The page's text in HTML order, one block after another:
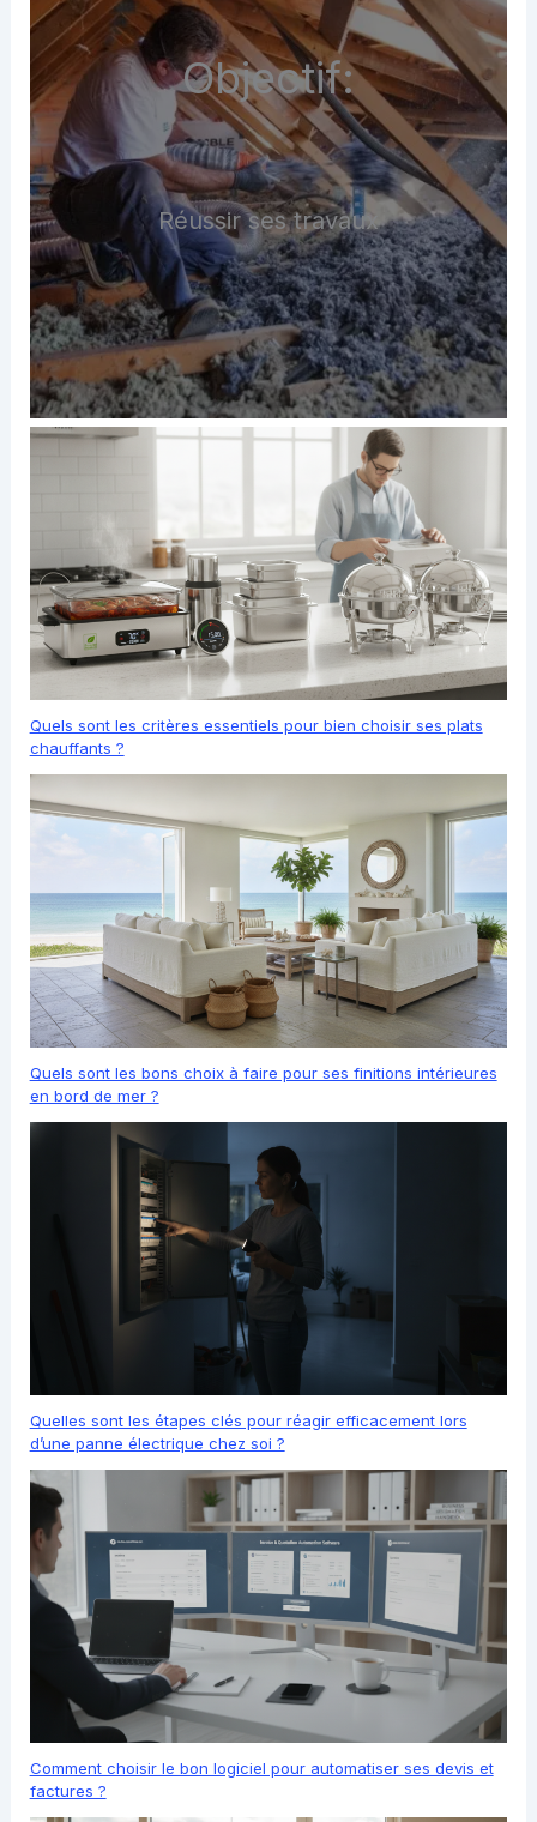
Objectif:
Réussir ses travaux
Quels sont les critères essentiels pour bien choisir ses plats
chauffants ?
Quels sont les bons choix à faire pour ses finitions intérieures
en bord de mer ?
Quelles sont les étapes clés pour réagir efficacement lors
d’une panne électrique chez soi ?
Comment choisir le bon logiciel pour automatiser ses devis et
factures ?